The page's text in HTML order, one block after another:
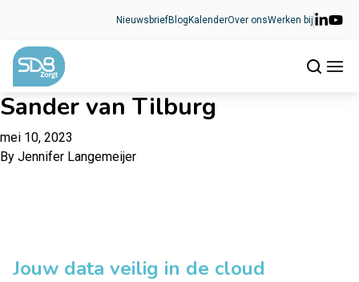
NieuwsbriefBlog KalenderOver onsWerken bij
Sander van Tilburg
mei 10, 2023
By Jennifer Langemeijer
Jouw data veilig in de cloud